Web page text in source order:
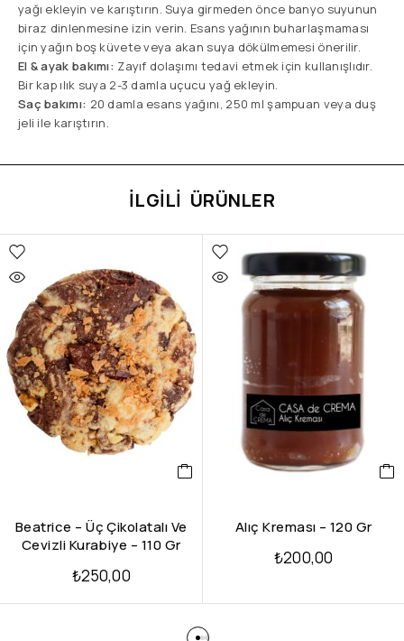
yağı ekleyin ve karıştırın. Suya girmeden önce banyo suyunun
biraz dinlenmesine izin verin. Esans yağının buharlaşmaması
için yağın boş küvete veya akan suya dökülmemesi önerilir.
El & ayak bakımı: Zayıf dolaşımı tedavi etmek için kullanışlıdır.
Bir kap ılık suya 2-3 damla uçucu yağ ekleyin.
Saç bakımı: 20 damla esans yağını, 250 ml şampuan veya duş
jeli ile karıştırın.
İLGILI ÜRÜNLER
Beatrice – Üç Çikolatalı Ve
Cevizli Kurabiye – 110 Gr
₺250,00
Alıç Kreması – 120 Gr
₺200,00